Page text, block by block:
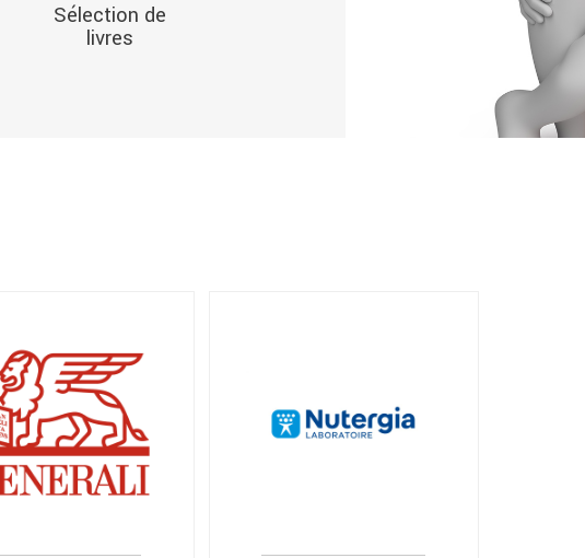
Sélection de
livres